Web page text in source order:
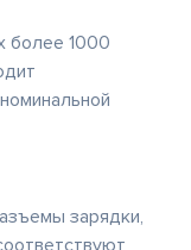
более 1000
зарядки,